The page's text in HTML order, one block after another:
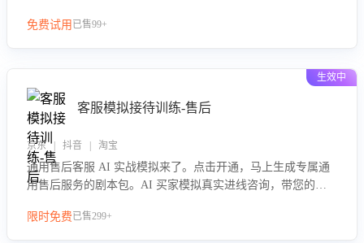
免费试用 已售99+
生效中
客服模拟接待训练-售后
京东 | 抖音 | 淘宝
通用售后客服 AI 实战模拟来了。点击开通，马上生成专属通
用售后服务的剧本包。AI 买家模拟真实进线咨询，带您的客
要点，轻松提升服务能力。
限时免费已售299+